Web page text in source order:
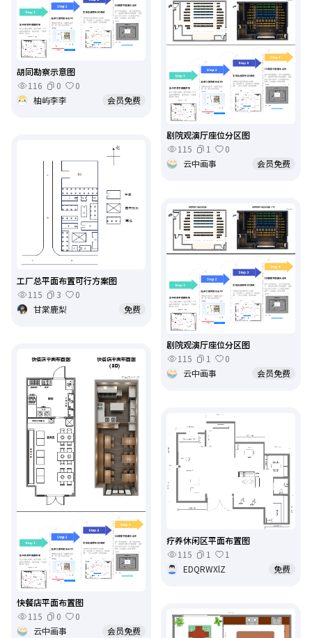
胡同勘察示意图
116
0
0
柚屿李李
会员免费
剧院观演厅座位分区图
115
1
0
云中画事
会员免费
工厂总平面布置可行方案图
115
3
0
甘棠鹿梨
免费
剧院观演厅座位分区图
115
1
0
云中画事
会员免费
快餐店平面布置图
115
0
0
云中画事
会员免费
疗养休闲区平面布置图
115
1
1
EDQRWXlZ
免费